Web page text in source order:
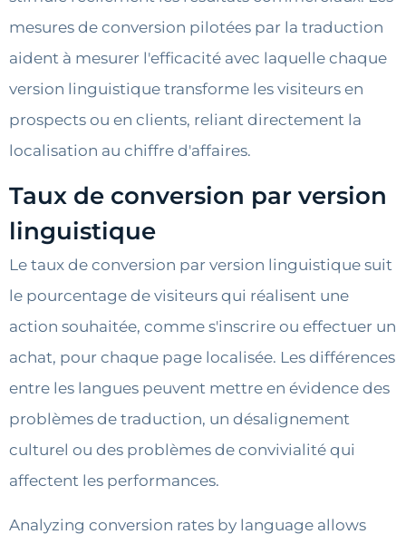
mesures de conversion pilotées par la traduction
aident à mesurer l'efficacité avec laquelle chaque
version linguistique transforme les visiteurs en
prospects ou en clients, reliant directement la
localisation au chiffre d'affaires.
Taux de conversion par version
linguistique
Le taux de conversion par version linguistique suit
le pourcentage de visiteurs qui réalisent une
action souhaitée, comme s'inscrire ou effectuer un
achat, pour chaque page localisée. Les différences
entre les langues peuvent mettre en évidence des
problèmes de traduction, un désalignement
culturel ou des problèmes de convivialité qui
affectent les performances.
Analyzing conversion rates by language allows